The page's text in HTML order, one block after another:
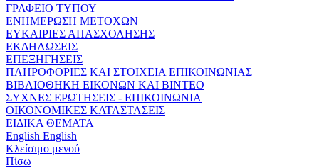
ΓΡΑΦΕΙΟ ΤΥΠΟΥ
ΕΝΗΜΕΡΩΣΗ ΜΕΤΟΧΩΝ
ΕΥΚΑΙΡΙΕΣ ΑΠΑΣΧΟΛΗΣΗΣ
ΕΚΔΗΛΩΣΕΙΣ
ΕΠΕΞΗΓΗΣΕΙΣ
ΠΛΗΡΟΦΟΡΙΕΣ ΚΑΙ ΣΤΟΙΧΕΙΑ ΕΠΙΚΟΙΝΩΝΙΑΣ
ΒΙΒΛΙΟΘΗΚΗ ΕΙΚΟΝΩΝ ΚΑΙ ΒΙΝΤΕΟ
ΣΥΧΝΕΣ ΕΡΩΤΗΣΕΙΣ - ΕΠΙΚΟΙΝΩΝΙΑ
ΟΙΚΟΝΟΜΙΚΕΣ ΚΑΤΑΣΤΑΣΕΙΣ
ΕΙΔΙΚΑ ΘΕΜΑΤΑ
English English
Κλείσιμο μενού
Πίσω